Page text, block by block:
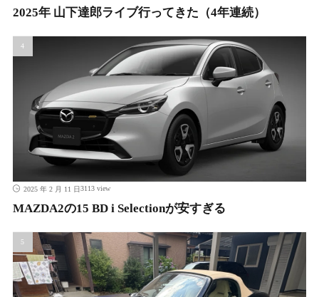
2025年 山下達郎ライブ行ってきた（4年連続）
2025 年 2 月 11 日3113 view
MAZDA2の15 BD i Selectionが安すぎる